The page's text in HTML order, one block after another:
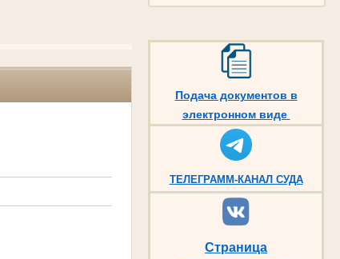
Подача документов в
электронном виде
ТЕЛЕГРАММ-КАНАЛ СУДА
Страница